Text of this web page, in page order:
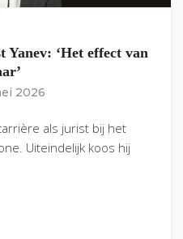
‘Het effect van
2026
als jurist bij het
Uiteindelijk koos hij